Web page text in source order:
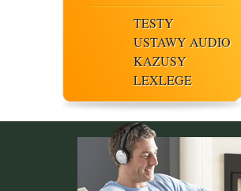
TESTY
USTAWY AUDIO
KAZUSY
LEXLEGE